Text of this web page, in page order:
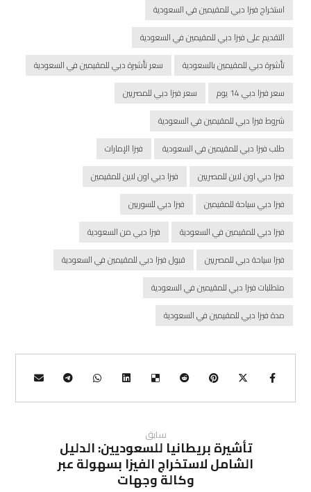
استخراج فيزا دبي للمقيمين في السعودية
التقديم على فيزا دبي للمقيمين في السعودية
تأشيرة دبي للمقيمين بالسعودية
سعر تأشيرة دبي للمقيمين في السعودية
سعر فيزا دبي 14 يوم
سعر فيزا دبي للمصريين
شروط فيزا دبي للمقيمين في السعودية
طلب فيزا دبي للمقيمين في السعودية
فيزا الإمارات
فيزا دبي اون لاين للمصريين
فيزا دبي اون لاين للمقيمين
فيزا دبي سياحة للمقيمين
فيزا دبي للسوريين
فيزا دبي للمقيمين في السعودية
فيزا دبي من السعودية
فيزا سياحة دبي للمصريين
قبول فيزا دبي للمقيمين في السعودية
متطلبات فيزا دبي للمقيمين في السعودية
مدة فيزا دبي للمقيمين في السعودية
سابق
تأشيرة بريطانيا للسعوديين: الدليل
الشامل لاستخراج الفيزا بسهولة عبر
وكالة وجهات